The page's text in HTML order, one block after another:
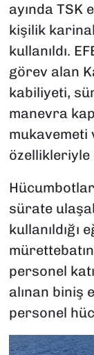
ayında TSK
kişilik
kullanıldı.
görev alan
kabiliyeti,
manevra
mukavemeti
sürate
kullanıldığı
personel
alınan biniş
personel